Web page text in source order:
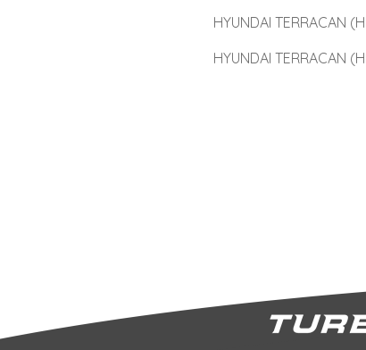
HYUNDAI TERRACAN
HYUNDAI TERRACAN